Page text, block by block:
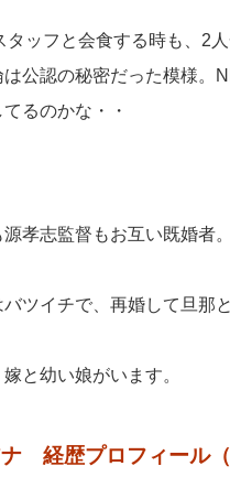
タッフと会食する時も、2
は公認の秘密だった模様。
るのかな・・
孝志監督もお互い既婚者。
ツイチで、再婚して旦那
と幼い娘がいます。
経歴プロフィール（